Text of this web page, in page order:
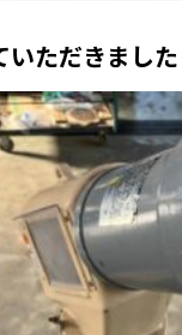
いただきまし